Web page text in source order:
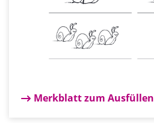
Merkblatt zum Ausfüllen